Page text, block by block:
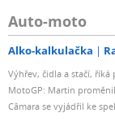
Auto-moto
Alko-kalkulačka
Výhřev, čidla a stačí,
MotoGP: Martin
Câmara se vyjádřil ke